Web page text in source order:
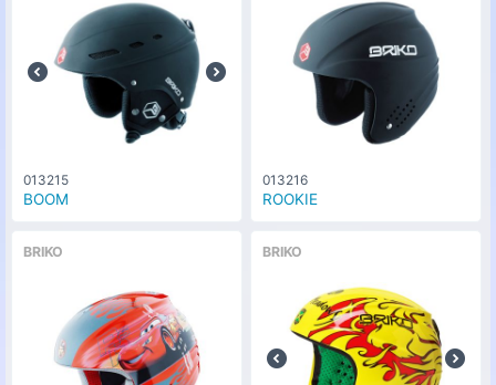
013215
BOOM
013216
ROOKIE
BRIKO BRIKO